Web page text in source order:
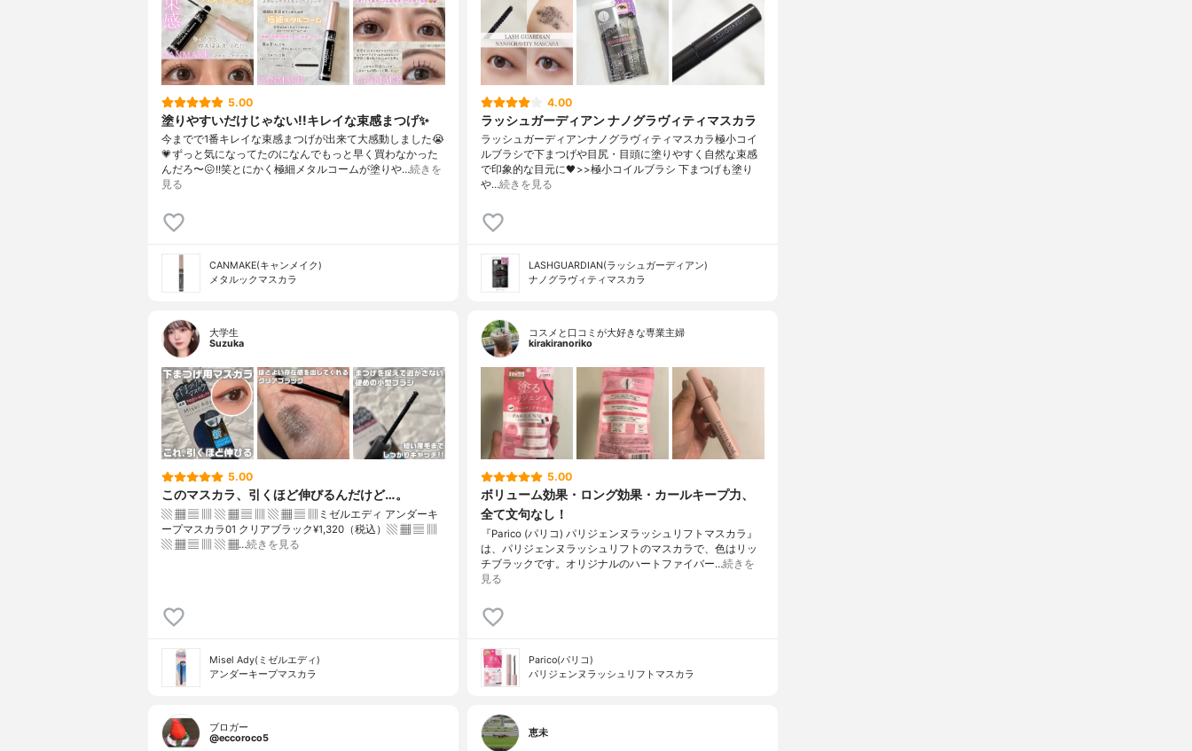
5.00
塗りやすいだけじゃない!!キレイな束感まつげ✨️
今までで1番キレイな束感まつげが出来て大感動しました😭
💗⁡ずっと気になってたのになんでもっと早く買わなかった
んだろ〜😖!!笑⁡⁡とにかく極細メタルコームが塗りや…続きを
見る
CANMAKE(キャンメイク)
メタルックマスカラ
4.00
ラッシュガーディアン ナノグラヴィティマスカラ
ラッシュガーディアンナノグラヴィティマスカラ極小コイ
ルブラシで下まつげや目尻・目頭に塗りやすく自然な束感
で印象的な目元に🖤>>極小コイルブラシ 下まつげも塗り
や…続きを見る
LASHGUARDIAN(ラッシュガーディアン)
ナノグラヴィティマスカラ
大学生
Suzuka
5.00
このマスカラ、引くほど伸びるんだけど…。
▧ ▦ ▤ ▥ ▧ ▦ ▤ ▥ ▧ ▦ ▤ ▥ミゼルエディ アンダーキ
ープマスカラ01 クリアブラック¥1,320（税込）▧ ▦ ▤ ▥
▧ ▦ ▤ ▥ ▧ ▦…続きを見る
Misel Ady(ミゼルエディ)
アンダーキープマスカラ
コスメと口コミが大好きな専業主婦
kirakiranoriko
5.00
ボリューム効果・ロング効果・カールキープ力、
全て文句なし！
『Parico (パリコ) パリジェンヌラッシュリフトマスカラ』
は、パリジェンヌラッシュリフトのマスカラで、色はリッ
チブラックです。オリジナルのハートファイバー…続きを
見る
Parico(パリコ)
パリジェンヌラッシュリフトマスカラ
ブロガー
@eccoroco5
恵未